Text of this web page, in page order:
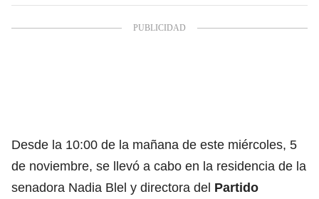
Desde la 10:00 de la mañana de este miércoles, 5
de noviembre, se llevó a cabo en la residencia de la
senadora Nadia Blel y directora del Partido